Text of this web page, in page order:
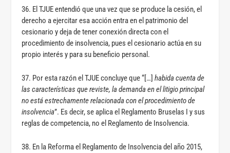
36. El TJUE entendió que una vez que se produce la cesión, el
derecho a ejercitar esa acción entra en el patrimonio del
cesionario y deja de tener conexión directa con el
procedimiento de insolvencia, pues el cesionario actúa en su
propio interés y para su beneficio personal.
37. Por esta razón el TJUE concluye que “[…]habida cuenta de
las características que reviste, la demanda en el litigio principal
no está estrechamente relacionada con el procedimiento de
insolvencia”. Es decir, se aplica el Reglamento Bruselas I y sus
reglas de competencia, no el Reglamento de Insolvencia.
38. En la Reforma el Reglamento de Insolvencia del año 2015,